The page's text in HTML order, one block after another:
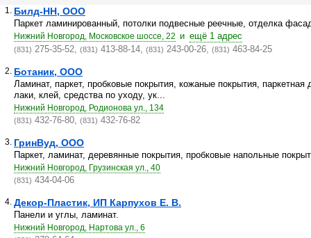
1. Билд-НН, ООО
Паркет ламинированный, потолки подвесные реечные, отделка
Нижний Новгород, Московское шоссе, 22 и ещё 1 адрес
(831) 275-35-52, (831) 413-88-14, (831) 243-00-26, (831) 463-84-25
2. Ботаник, ООО
Ламинат, паркет, пробковые покрытия, кожаные покрытия,
лаки, клей, средства по уходу, ук...
Нижний Новгород, Родионова ул., 134
(831) 432-76-80, (831) 432-76-82
3. ГринВуд, ООО
Паркет, ламинат, деревянные покрытия, пробковые напольные
Нижний Новгород, Грузинская ул., 40
(831) 434-04-06
4. Декор-Пластик, ИП Карпухов Е. В.
Панели и углы, ламинат.
Нижний Новгород, Нартова ул., 6